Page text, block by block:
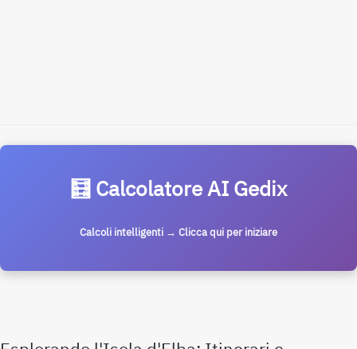
🧮 Calcolatore AI Gedix
Calcoli intelligenti → Clicca qui per iniziare